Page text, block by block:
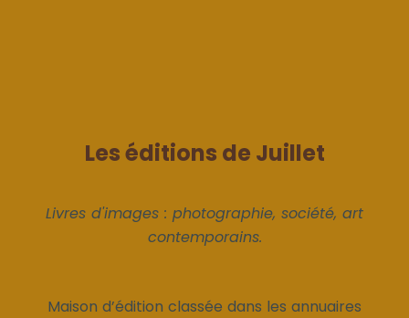
Les éditions de Juillet
Livres d'images : photographie, société, art
contemporains.
Maison d’édition classée dans les annuaires